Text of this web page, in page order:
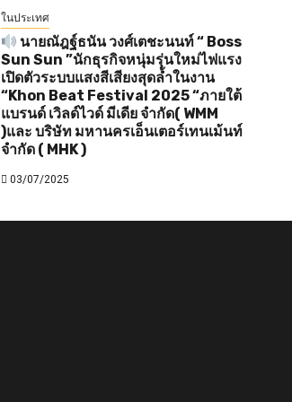
ในประเทศ
นายณัฎฐ์ธนัน วงศ์เตชะนนท์ “ Boss
Sun Sun ”นักธุรกิจหนุ่มรุ่นใหม่ไฟแรง
เปิดตัวระบบแสงสีเสียงสุดล้ำในงาน
“Khon Beat Festival 2025 “ภายใต้
แบรนด์ เวิลด์ไวด์ มีเดีย จำกัด( WMM
)และ บริษัท มหานครเอ็นเตอร์เทนเม้นท์
จำกัด ( MHK )
03/07/2025